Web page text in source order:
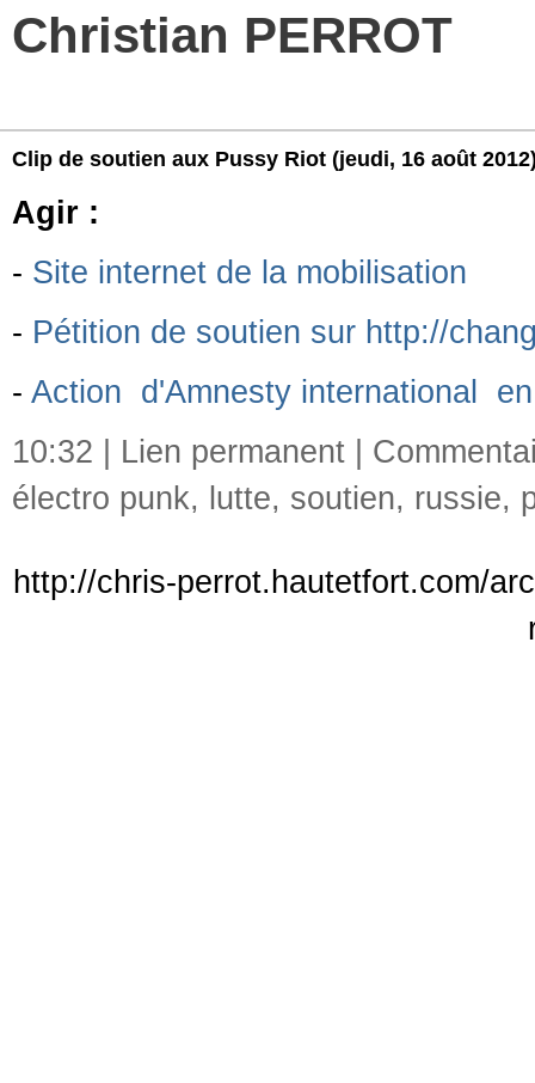
Christian PERROT
Clip de soutien aux Pussy Riot (jeudi, 16 août
Agir :
- Site internet de la mobilisation
- Pétition de soutien sur http://
- Action d'Amnesty international
10:32 | Lien permanent
électro punk, lutte, soutien, russie,
http://chris-perrot.hautetfort.com/